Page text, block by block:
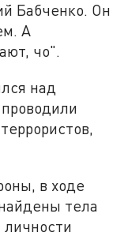
Бабченко. Он
А
чо".
над
в ходе
тела